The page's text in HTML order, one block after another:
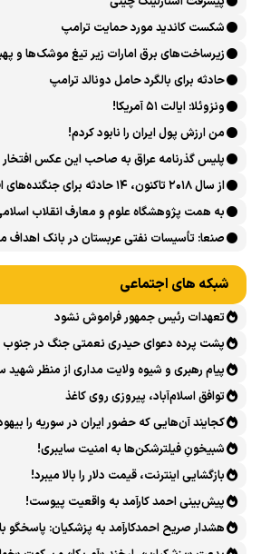
شکست کاندید مورد حمایت ترامپ
زیرساخت‌های برق امارات زیر تیغ موشک‌ها و
حادثه برای بالگرد حامل دونالد ترامپ
ونزوئلا: ایالت ۵۱ آمریکا!
من ارزش پول ایران را نابود کردم!
پلیس گذرنامه عراق به صاحب این عکس
است
به همت پژوهشگاه علوم و معارف انقلاب
«اربعین حسینی در منظومه فکری رهبر شهید،
صنعا: تأسیسات نفتی عربستان در بانک
شبکه های اجتماعی
تعهدات رئیس جمهور فراموش نشود
پشت پرده دعوای حیدری نعمتی جنگ در جنوب
پیام رهبری و شیوه ولایت مداری از منظر شهید
توافق اسلام‌آباد، پیروزی روی کاغذ
کجایند آن‌هایی که حضور ایران در سوریه را
شبیخونِ فیلترشکن‌ها به امنیت سایبری!
بازگشایی اینترنت، قیمت دلار را بالا میبرد!
پیش‌بینی احمد کارآمد به واقعیت پیوست!
هشدار صریح احمدکارآمد به پزشکیان: پاسخگو